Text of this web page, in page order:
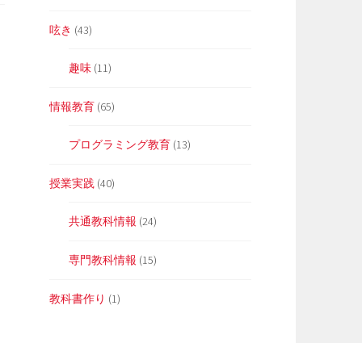
呟き (43)
趣味 (11)
情報教育 (65)
プログラミング教育 (13)
授業実践 (40)
共通教科情報 (24)
専門教科情報 (15)
教科書作り (1)